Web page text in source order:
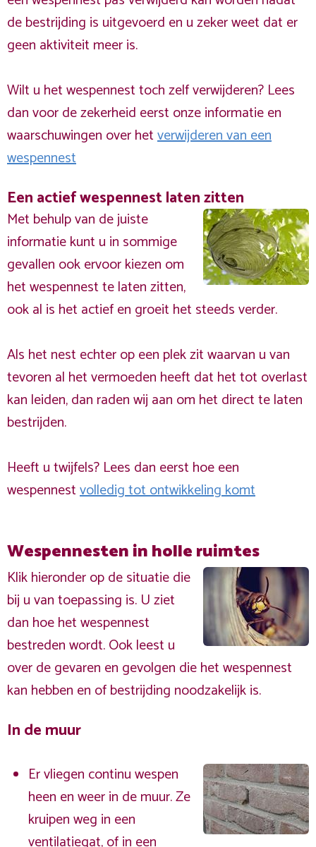
de bestrijding is uitgevoerd en u zeker weet dat er
geen aktiviteit meer is.
Wilt u het wespennest toch zelf verwijderen? Lees
dan voor de zekerheid eerst onze informatie en
waarschuwingen over hetverwijderen van een
wespennest
Een actief wespennest laten zitten
Met behulp van de juiste
informatie kunt u in sommige
gevallen ook ervoor kiezen om
het wespennest te laten zitten,
ook al is het actief en groeit het steeds verder.
Als het nest echter op een plek zit waarvan u van
tevoren al het vermoeden heeft dat het tot overlast
kan leiden, dan raden wij aan om het direct te laten
bestrijden.
Heeft u twijfels? Lees dan eerst hoe een
wespennestvolledig tot ontwikkeling komt
Wespennesten in holle ruimtes
Klik hieronder op de situatie die
bij u van toepassing is. U ziet
dan hoe het wespennest
bestreden wordt. Ook leest u
over de gevaren en gevolgen die het wespennest
kan hebben en of bestrijding noodzakelijk is.
In de muur
Er vliegen continu wespen
heen en weer in de muur. Ze
kruipen weg in een